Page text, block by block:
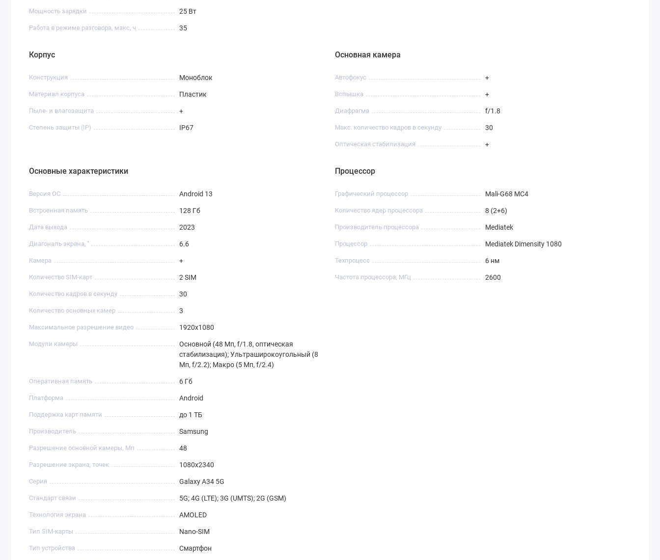
Мощность зарядки 25 Вт
Работа в режиме разговора, макс, ч 35
Корпус
Конструкция Моноблок
Материал корпуса Пластик
Пыле- и влагозащита +
Степень защиты (IP) IP67
Основная камера
Автофокус +
Вспышка +
Диафрагма f/1.8
Макс. количество кадров в секунду 30
Оптическая стабилизация +
Основные характеристики
Версия ОС Android 13
Встроенная память 128 Гб
Дата выхода 2023
Диагональ экрана, '' 6.6
Камера +
Количество SIM-карт 2 SIM
Количество кадров в секунду 30
Количество основных камер 3
Максимальное разрешение видео 1920x1080
Модули камеры
Основной (48 Мп, f/1.8, оптическая
стабилизация); Ультраширокоугольный (8
Мп, f/2.2); Макро (5 Мп, f/2.4)
Оперативная память 6 Гб
Платформа Android
Поддержка карт памяти до 1 ТБ
Производитель Samsung
Разрешение основной камеры, Мп 48
Разрешение экрана, точек 1080х2340
Серия Galaxy A34 5G
Стандарт связи 5G; 4G (LTE); 3G (UMTS); 2G (GSM)
Технология экрана AMOLED
Тип SIM-карты Nano-SIM
Тип устройства Смартфон
Процессор
Графический процессор Mali-G68 MC4
Количество ядер процессора 8 (2+6)
Производитель процессора Mediatek
Процессор Mediatek Dimensity 1080
Техпроцесс 6 нм
Частота процессора, МГц 2600